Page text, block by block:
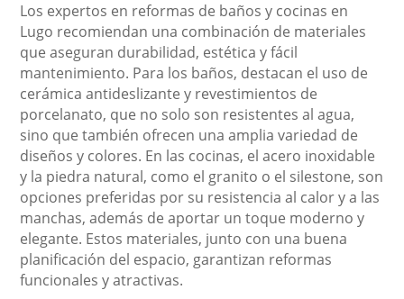
Los expertos en reformas de baños y cocinas en
Lugo recomiendan una combinación de materiales
que aseguran durabilidad, estética y fácil
mantenimiento. Para los baños, destacan el uso de
cerámica antideslizante y revestimientos de
porcelanato, que no solo son resistentes al agua,
sino que también ofrecen una amplia variedad de
diseños y colores. En las cocinas, el acero inoxidable
y la piedra natural, como el granito o el silestone, son
opciones preferidas por su resistencia al calor y a las
manchas, además de aportar un toque moderno y
elegante. Estos materiales, junto con una buena
planificación del espacio, garantizan reformas
funcionales y atractivas.